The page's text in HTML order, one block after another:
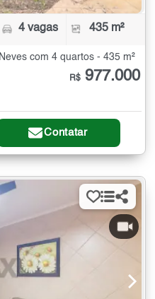
4 vagas 435 m²
com 4 quartos - 435 m²
R$ 977.000
Contatar